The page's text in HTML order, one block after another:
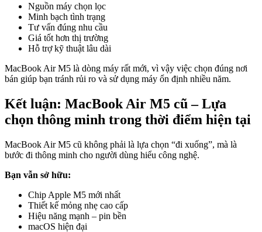
Nguồn máy chọn lọc
Minh bạch tình trạng
Tư vấn đúng nhu cầu
Giá tốt hơn thị trường
Hỗ trợ kỹ thuật lâu dài
MacBook Air M5 là dòng máy rất mới, vì vậy việc chọn đúng nơi
bán giúp bạn tránh rủi ro và sử dụng máy ổn định nhiều năm.
Kết luận: MacBook Air M5 cũ – Lựa
chọn thông minh trong thời điểm hiện tại
MacBook Air M5 cũ không phải là lựa chọn “đi xuống”, mà là
bước đi thông minh cho người dùng hiểu công nghệ.
Bạn vẫn sở hữu:
Chip Apple M5 mới nhất
Thiết kế mỏng nhẹ cao cấp
Hiệu năng mạnh – pin bền
macOS hiện đại